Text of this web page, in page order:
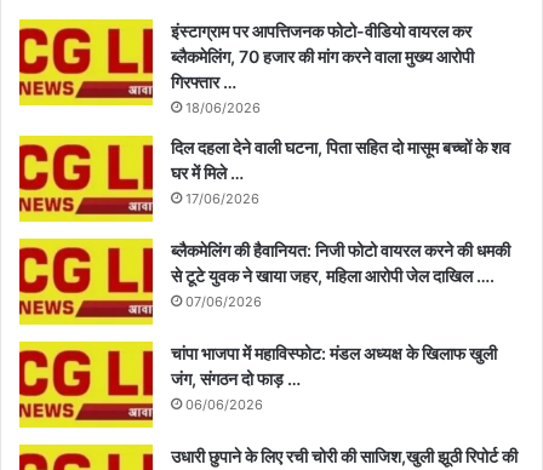
इंस्टाग्राम पर आपत्तिजनक फोटो-वीडियो वायरल कर
ब्लैकमेलिंग, 70 हजार की मांग करने वाला मुख्य आरोपी
गिरफ्तार …
18/06/2026
दिल दहला देने वाली घटना, पिता सहित दो मासूम बच्चों के शव
घर में मिले …
17/06/2026
ब्लैकमेलिंग की हैवानियत: निजी फोटो वायरल करने की धमकी
से टूटे युवक ने खाया जहर, महिला आरोपी जेल दाखिल ….
07/06/2026
चांपा भाजपा में महाविस्फोट: मंडल अध्यक्ष के खिलाफ खुली
जंग, संगठन दो फाड़ …
06/06/2026
उधारी छुपाने के लिए रची चोरी की साजिश,खुली झूठी रिपोर्ट की